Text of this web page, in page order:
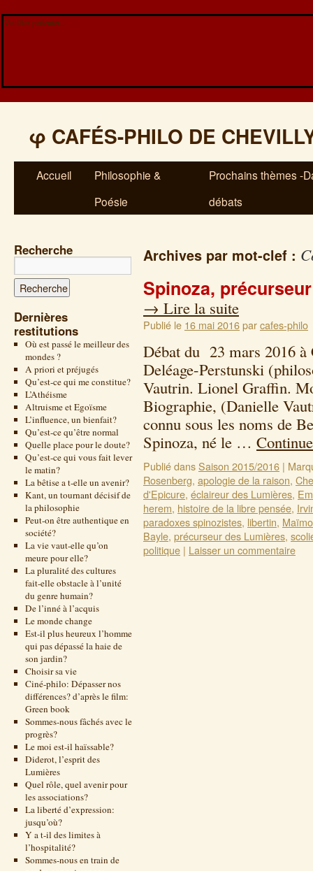
Veuillez patienter...
φ CAFÉS-PHILO DE
Accueil
Philosophie &
Poésie
Prochains thèmes -
débats
Recherche
Dernières
restitutions
Où est passé le meilleur des
mondes ?
A priori et préjugés
Qu’est-ce qui me constitue?
L’Athéisme
Altruisme et Egoïsme
L’influence, un bienfait?
Qu’est-ce qu’être normal
Quelle place pour le doute?
Qu’est-ce qui vous fait lever
le matin?
La bêtise a t-elle un avenir?
Kant, un tournant décisif de
la philosophie
Peut-on être authentique en
société?
La vie vaut-elle qu’on
meure pour elle?
La pluralité des cultures
fait-elle obstacle à l’unité
du genre humain?
De l’inné à l’acquis
Le monde change
Est-il plus heureux l’homme
qui pas dépassé la haie de
son jardin?
Choisir sa vie
Ciné-philo: Dépasser nos
différences? d’après le film:
Green book
Sommes-nous fâchés avec le
progrès?
Le moi est-il haïssable?
Diderot, l’esprit des
Lumières
Quel rôle, quel avenir pour
les associations?
La liberté d’expression:
jusqu’où?
Y a t-il des limites à
l’hospitalité?
Sommes-nous en train de
Archives par mot-clef :
Spinoza,
→ Lire la suite
Publié le 16 mai 2016parcafes-philo
Débat du 23 mars 2016
Deléage-Perstunski
Vautrin. Lionel Graffin.
Biographie, (Danielle
connu sous les noms de
Spinoza, né le …
Publié dansSaison 2015/2016 |
Rosenberg, apologie de la raison,
d'Epicure, éclaireur des Lumières,
herem, histoire de la libre pensée,
paradoxes spinozistes, libertin,
Bayle, précurseur des Lumières,
politique | Laisser un commentaire